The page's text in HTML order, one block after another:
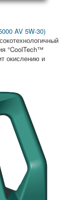
AV 5W-30)
°CoolTech™
окислению и